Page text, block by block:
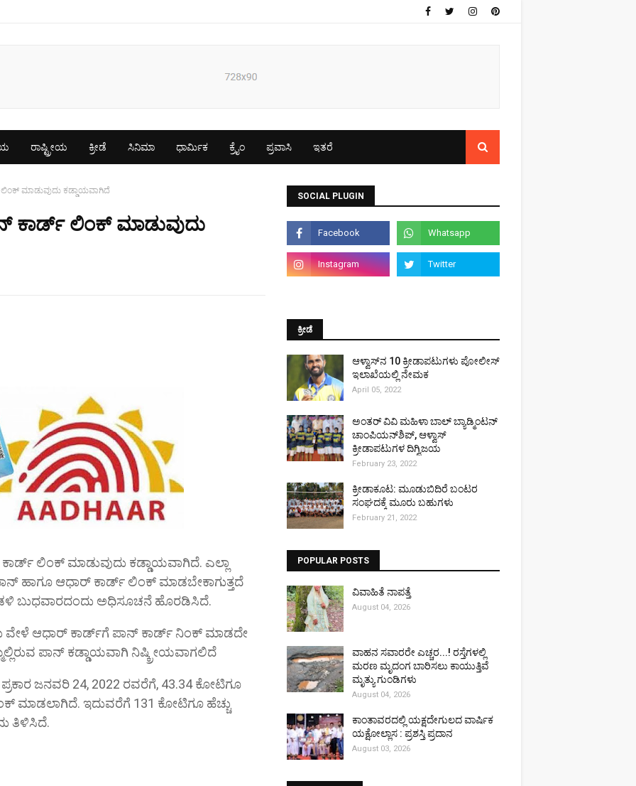
ರಾಷ್ಟ್ರೀಯ ಕ್ರೀಡೆ ಸಿನಿಮಾ ಧಾರ್ಮಿಕ ಕ್ರೈಂ ಪ್ರವಾಸಿ ಇತರೆ
ಮಾಡುವುದು ಕಡ್ಡಾಯವಾಗಿದೆ
ಕಾರ್ಡ್‌ ಲಿಂಕ್‌ ಮಾಡುವುದು
ಲಿಂಕ್‌ ಮಾಡುವುದು ಕಡ್ಡಾಯವಾಗಿದೆ. ಎಲ್ಲಾ
ಹಾಗೂ ಆಧಾರ್‌ ಕಾರ್ಡ್‌ ಲಿಂಕ್‌ ಮಾಡಬೇಕಾಗುತ್ತದೆ
ಬುಧವಾರದಂದು ಅಧಿಸೂಚನೆ ಹೊರಡಿಸಿದೆ.
ವೇಳೆ ಆಧಾರ್ ಕಾರ್ಡ್‌ಗೆ ಪಾನ್ ಕಾರ್ಡ್ ನಿಂಕ್ ಮಾಡದೇ
ಪಾನ್ ಕಡ್ಡಾಯವಾಗಿ ನಿಷ್ಕ್ರೀಯವಾಗಲಿದೆ
ಜನವರಿ 24, 2022 ರವರೆಗೆ, 43.34 ಕೋಟಿಗೂ
ಮಾಡಲಾಗಿದೆ. ಇದುವರೆಗೆ 131 ಕೋಟಿಗೂ ಹೆಚ್ಚು
ತಿಳಿಸಿದೆ.
SOCIAL PLUGIN
ಕ್ರೀಡೆ
ಆಳ್ವಾಸ್‌ನ 10 ಕ್ರೀಡಾಪಟುಗಳು ಪೋಲೀಸ್
ಇಲಾಖೆಯಲ್ಲಿ ನೇಮಕ
April 05, 2022
ಅಂತರ್ ವಿವಿ ಮಹಿಳಾ ಬಾಲ್ ಬ್ಯಾಡ್ಮಿಂಟನ್
ಚಾಂಪಿಯನ್‌ಶಿಪ್, ಆಳ್ವಾಸ್
ಕ್ರೀಡಾಪಟುಗಳ ದಿಗ್ವಿಜಯ
February 23, 2022
ಕ್ರೀಡಾಕೂಟ: ಮೂಡುಬಿದಿರೆ ಬಂಟರ
ಸಂಘದಕ್ಕೆ ಮೂರು ಬಹುಗಳು
February 21, 2022
POPULAR POSTS
ವಿವಾಹಿತೆ ನಾಪತ್ತೆ
August 04, 2026
ವಾಹನ ಸವಾರರೇ ಎಚ್ಚರ...! ರಸ್ತೆಗಳಲ್ಲಿ
ಮರಣ ಮೃದಂಗ ಬಾರಿಸಲು ಕಾಯುತ್ತಿವೆ
ಮೃತ್ಯು ಗುಂಡಿಗಳು
August 04, 2026
ಕಾಂತಾವರದಲ್ಲಿ ಯಕ್ಷದೇಗುಲದ ವಾರ್ಷಿಕ
ಯಕ್ಷೋಲ್ಲಾಸ : ಪ್ರಶಸ್ತಿ ಪ್ರದಾನ
August 03, 2026